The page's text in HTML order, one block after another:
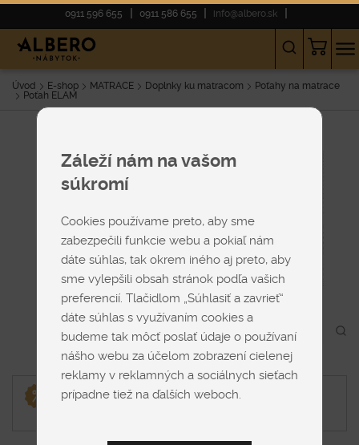
0911 596 655 0911 586 655 info@albero.sk
Úvod E-shop MATRACE Doplnky ku matracom
Poťahy na matrace
Poťah ELAM
Pri kúpe poťahu spolu s matracom, poťah o 20 %
Záleží nám na vašom
súkromí
Cookies používame preto, aby sme
zabezpečili funkcie webu a pokiaľ nám
dáte súhlas, tak okrem iného aj preto, aby
sme vylepšili obsah stránok podľa vašich
preferencií. Tlačidlom „Súhlasiť a zavrieť“
dáte súhlas s využívaním cookies a
budeme tak môcť poslať údaje o používaní
nášho webu za účelom zobrazení cielenej
reklamy v reklamných a sociálnych sieťach
prípadne tiež na ďalších weboch.